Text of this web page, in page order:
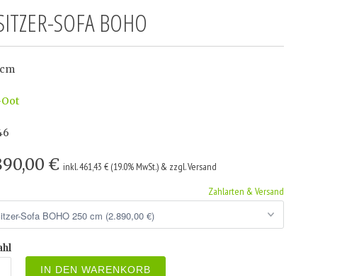
SOFA BOHO
€ inkl. 461,43 € (19.0% MwSt.) & zzgl. Versand
Zahlarten & Versand
IN DEN WARENKORB